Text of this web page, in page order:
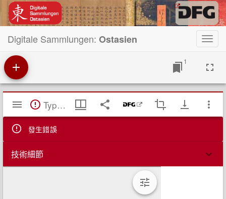
Digitale Sammlungen: Ostasien
1
Mirador
覽
TypeError: Failed to fetch
發生錯誤
技術細節